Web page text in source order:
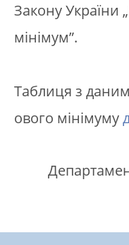
Закону України
мінімум”.
Таблиця з
ового мінімуму